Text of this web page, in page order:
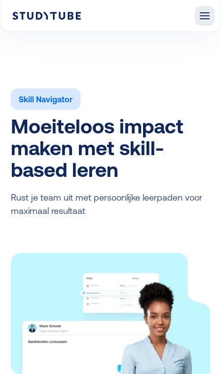
Skill Navigator
Moeiteloos impact
maken met skill-
based leren
Rust je team uit met persoonlijke leerpaden voor
maximaal resultaat